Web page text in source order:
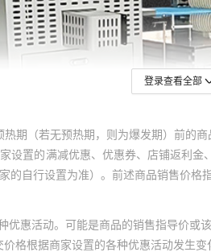
登录查看全部
期（若无预热期，则为爆发期）前
设置的满减优惠、优惠券、店铺返利
自行设置为准）。前述商品销售价
惠活动。可能是商品的销售指导价或
格根据商家设置的各种优惠活动发生变